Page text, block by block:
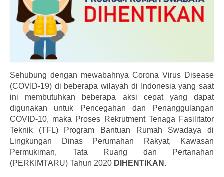
Sehubung dengan mewabahnya Corona Virus Disease
(COVID-19) di beberapa wilayah di Indonesia yang saat
ini membutuhkan beberapa aksi cepat yang dapat
digunakan untuk Pencegahan dan Penanggulangan
COVID-10, maka Proses Rekrutment Tenaga Fasilitator
Teknik (TFL) Program Bantuan Rumah Swadaya di
Lingkungan Dinas Perumahan Rakyat, Kawasan
Permukiman, Tata Ruang dan Pertanahan
(PERKIMTARU) Tahun 2020 DIHENTIKAN .